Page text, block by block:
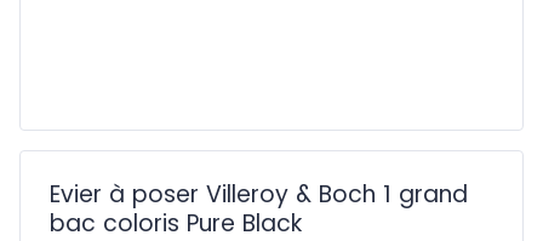
Evier à poser Villeroy & Boch 1 grand
bac coloris Pure Black